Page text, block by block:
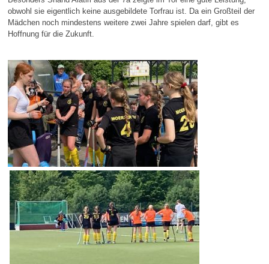
obwohl sie eigentlich keine ausgebildete Torfrau ist. Da ein Großteil der
Mädchen noch mindestens weitere zwei Jahre spielen darf, gibt es
Hoffnung für die Zukunft.